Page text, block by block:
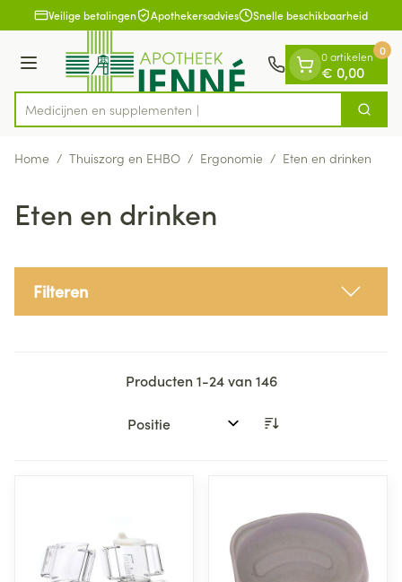
Ga naar de inhoud
1 van 1Veilige betalingen Apothekersadvies Snelle beschikbaarheid
Menu
Product, merk, categorie...
Medicijn Zoek
0 artikelen
€ 0,00
0
Home / Thuiszorg en EHBO / Ergonomie / Eten en drinken
Eten en drinken
Filteren
Producten1-24van146
Sorteer op: